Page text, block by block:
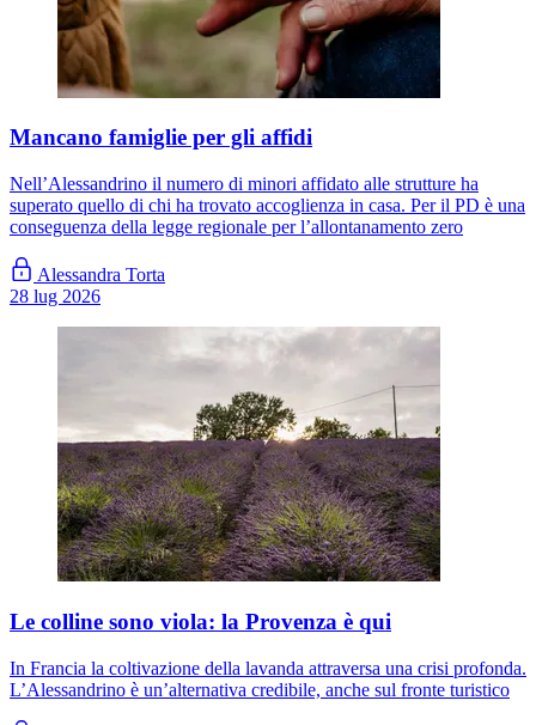
Mancano famiglie per gli affidi
Nell’Alessandrino il numero di minori affidato alle strutture ha
superato quello di chi ha trovato accoglienza in casa. Per il PD è una
conseguenza della legge regionale per l’allontanamento zero
Alessandra Torta
28 lug 2026
Le colline sono viola: la Provenza è qui
In Francia la coltivazione della lavanda attraversa una crisi profonda.
L’Alessandrino è un’alternativa credibile, anche sul fronte turistico